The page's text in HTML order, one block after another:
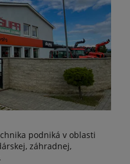
podniká v oblasti
záhradnej,